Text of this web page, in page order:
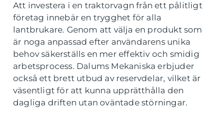
Att investera i en traktorvagn från ett pålitligt
företag innebär en trygghet för alla
lantbrukare. Genom att välja en produkt som
är noga anpassad efter användarens unika
behov säkerställs en mer effektiv och smidig
arbetsprocess. Dalums Mekaniska erbjuder
också ett brett utbud av reservdelar, vilket är
väsentligt för att kunna upprätthålla den
dagliga driften utan oväntade störningar.